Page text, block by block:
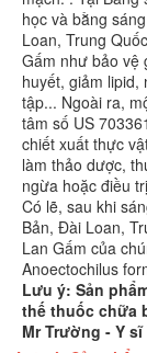
học và bằng
Loan, Trung
Gấm như bảo vệ
huyết, giảm
tập... Ngoài ra,
tâm số US
chiết xuất thực
làm thảo dược,
ngừa hoặc điều
Có lẽ, sau khi
Bản, Đài Loan,
Lan Gấm của
Anoectochilus
Lưu ý: Sản
thế thuốc chữa
Mr Trường - Y sĩ